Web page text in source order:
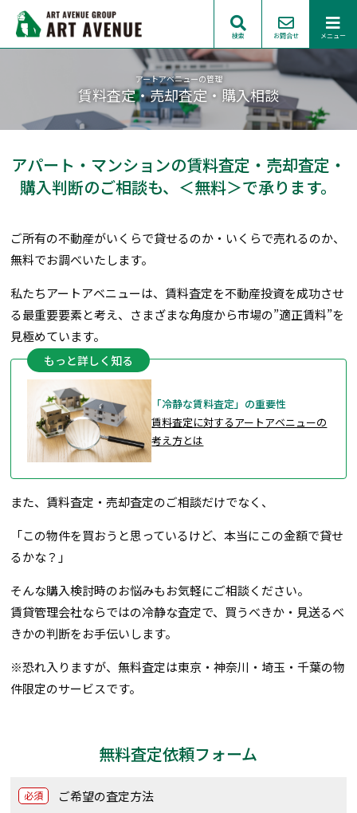
検索 お問合せ メニュー
アートアベニューの管理
賃料査定・売却査定・購入相談
アパート・マンションの賃料査定・売却査定・
購入判断のご相談も、＜無料＞で承ります。
ご所有の不動産がいくらで貸せるのか・いくらで売れるのか、
無料でお調べいたします。
私たちアートアベニューは、賃料査定を不動産投資を成功させ
る最重要要素と考え、さまざまな角度から市場の”適正賃料”を
見極めています。
もっと詳しく知る
「冷静な賃料査定」の重要性
賃料査定に対するアートアベニューの
考え方とは
また、賃料査定・売却査定のご相談だけでなく、
「この物件を買おうと思っているけど、本当にこの金額で貸せ
るかな？」
そんな購入検討時のお悩みもお気軽にご相談ください。
賃貸管理会社ならではの冷静な査定で、買うべきか・見送るべ
きかの判断をお手伝いします。
※恐れ入りますが、無料査定は東京・神奈川・埼玉・千葉の物
件限定のサービスです。
無料査定依頼フォーム
ご希望の査定方法
必須